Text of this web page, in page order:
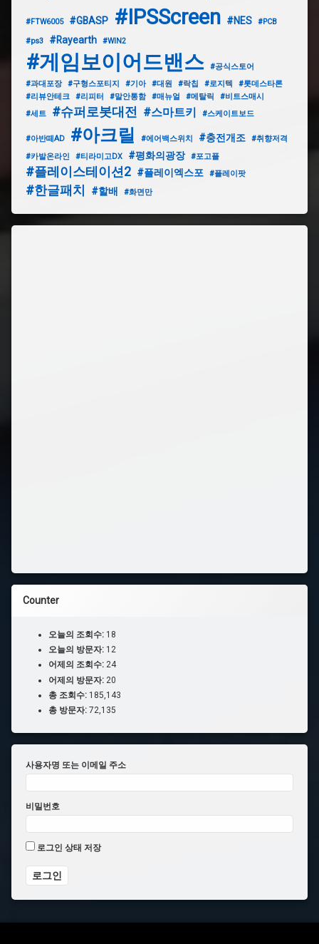
#FTW6005 #GBASP #IPSScreen #NES #PCB
#ps3 #Rayearth #WIN2
#게임보이어드밴스
#공식스토어
#과대포장
#구형스포티지 #기아 #대원 #락칩 #로지텍
#롯데스타론
#리뷰안테크
#리피터 #말안통함 #매뉴얼 #메탈릭
#비트스매시
#세트
#슈퍼로봇대전 #스마트키 #스케이트보드
#아반떼AD #아크릴 #에어백스위치 #충전개조
#취향저격
#카발온라인
#티라미고DX #평화의광장 #포고플
#플레이스테이션2 #플레이엑스포 #플레이팟
#한글패치 #할배 #화면만
Counter
오늘의 조회수: 18
오늘의 방문자: 12
어제의 조회수: 24
어제의 방문자: 20
총 조회수: 185,143
총 방문자: 72,135
사용자명 또는 이메일 주소
비밀번호
로그인 상태 저장